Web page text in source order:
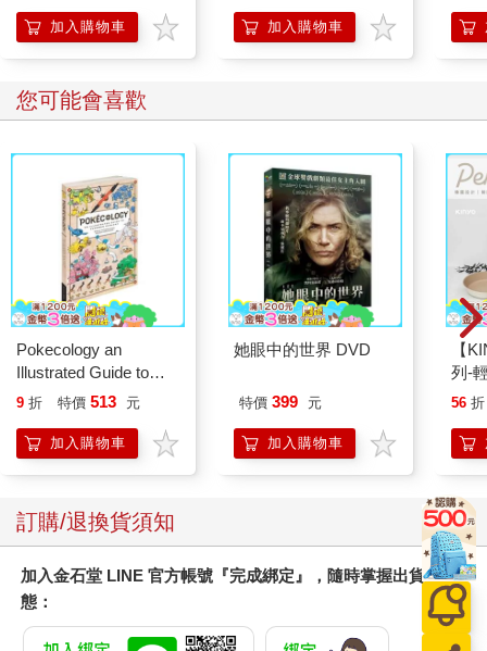
加入購物車 加入購物車
您可能會喜歡
Pokecology an
Illustrated Guide to
Pokemon Ecology
Press)
9 折 特價 513 元
加入購物車
她眼中的世界 DVD
特價 399 元
加入購物車
【
列-
平
56 折
訂購/退換貨須知
加入金石堂 LINE 官方帳號『完成綁定』，隨時掌握出貨動
態：